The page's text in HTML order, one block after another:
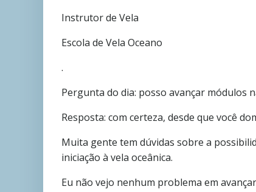
Instrutor de Vela
Escola de Vela Oceano
.
Pergunta do dia: posso avançar módulos
Resposta: com certeza, desde que você
Muita gente tem dúvidas sobre a
iniciação à vela oceânica.
Eu não vejo nenhum problema em